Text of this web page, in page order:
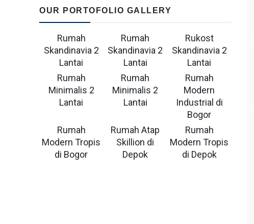
OUR PORTOFOLIO GALLERY
Rumah
Skandinavia 2
Lantai
Rumah
Skandinavia 2
Lantai
Rukost
Skandinavia 2
Lantai
Rumah
Minimalis 2
Lantai
Rumah
Minimalis 2
Lantai
Rumah
Modern
Industrial di
Bogor
Rumah
Modern Tropis
di Bogor
Rumah Atap
Skillion di
Depok
Rumah
Modern Tropis
di Depok